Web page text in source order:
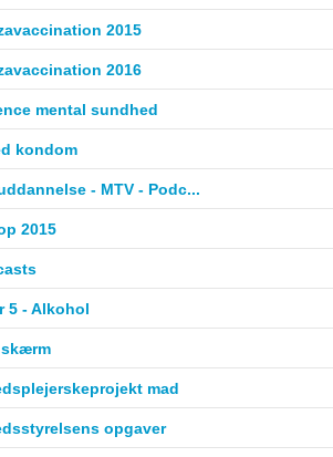
2015
2016
mental sundhed
kondom
- MTV - Podc...
2015
5 - Alkohol
mad
opgaver